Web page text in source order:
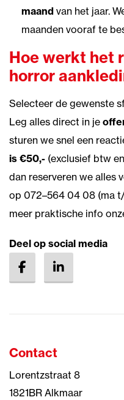
maand van het jaar.
maanden vooraf te
Hoe werkt het
horror
Selecteer de gewenste
Leg alles direct in je
sturen we snel een
is €50,- (exclusief btw
dan reserveren we alles
op 072–564 04 08 (ma
meer praktische info
Deel op social media
Contact
Lorentzstraat 8
1821BR Alkmaar